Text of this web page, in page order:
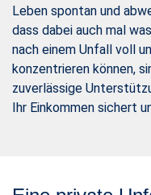
Leben spontan und
dass dabei auch mal
nach einem Unfall voll
konzentrieren können,
zuverlässige
Ihr Einkommen sichert